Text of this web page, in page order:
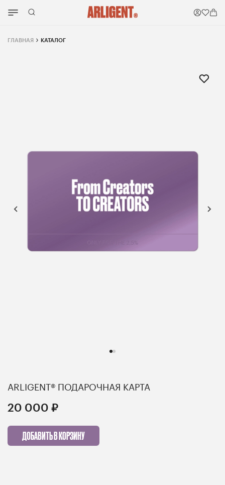
ГЛАВНАЯ КАТАЛОГ
ARLIGENT® ПОДАРОЧНАЯ КАРТА
20 000 ₽
ДОБАВИТЬ В КОРЗИНУ